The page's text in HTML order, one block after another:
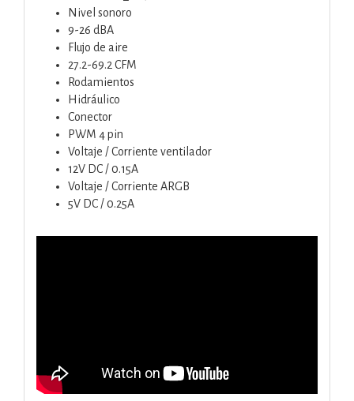
Nivel sonoro
9-26 dBA
Flujo de aire
27.2-69.2 CFM
Rodamientos
Hidráulico
Conector
PWM 4 pin
Voltaje / Corriente ventilador
12V DC / 0.15A
Voltaje / Corriente ARGB
5V DC / 0.25A